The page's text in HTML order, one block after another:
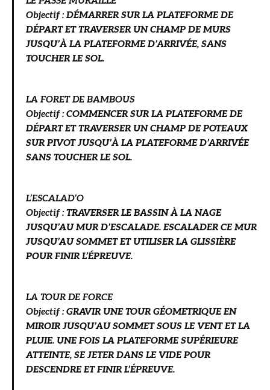
Objectif : DÉMARRER SUR LA PLATEFORME DE
DÉPART ET TRAVERSER UN CHAMP DE MURS
JUSQU’À LA PLATEFORME D’ARRIVÉE, SANS
TOUCHER LE SOL.
LA FORET DE BAMBOUS
Objectif: COMMENCER SUR LA PLATEFORME DE
DÉPART ET TRAVERSER UN CHAMP DE POTEAUX
SUR PIVOT JUSQU’À LA PLATEFORME D’ARRIVÉE
SANS TOUCHER LE SOL.
L’ESCALAD’O
Objectif: TRAVERSER LE BASSIN À LA NAGE
JUSQU’AU MUR D’ESCALADE. ESCALADER CE MUR
JUSQU’AU SOMMET ET UTILISER LA GLISSIÈRE
POUR FINIR L’ÉPREUVE.
LA TOUR DE FORCE
Objectif: GRAVIR UNE TOUR GÉOMETRIQUE EN
MIROIR JUSQU’AU SOMMET SOUS LE VENT ET LA
PLUIE. UNE FOIS LA PLATEFORME SUPÉRIEURE
ATTEINTE, SE JETER DANS LE VIDE POUR
DESCENDRE ET FINIR L’ÉPREUVE.